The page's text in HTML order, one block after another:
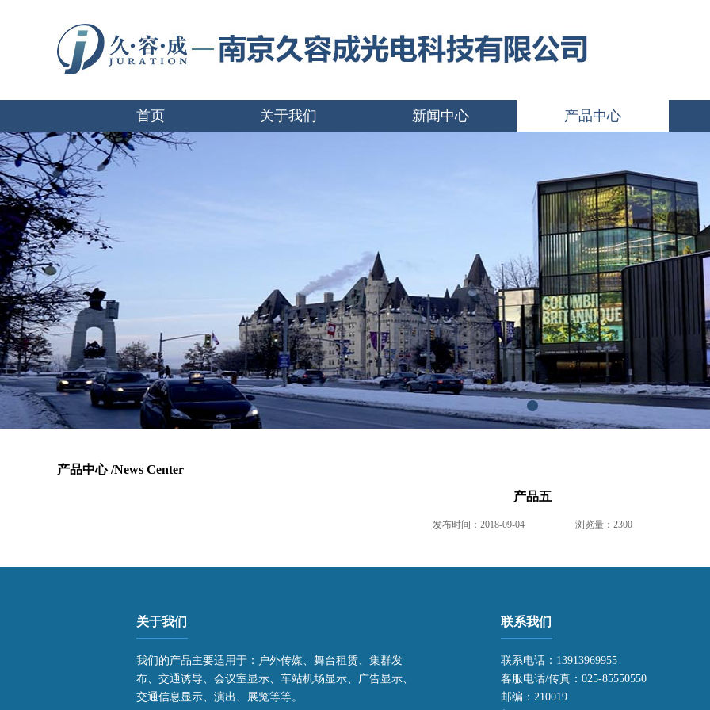
首页 关于我们 新闻中心 产品中心
产品中心 /News Center
产品五
发布时间：2018-09-04 浏览量：2300
关于我们
我们的产品主要适用于：户外传媒、舞台租赁、集群发
布、交通诱导、会议室显示、车站机场显示、广告显示、
交通信息显示、演出、展览等等。
联系我们
联系电话：13913969955
客服电话/传真：025-85550550
邮编：210019